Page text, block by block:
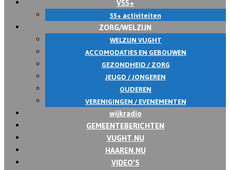
55+ activiteiten
ZORG/WELZIJN
WELZIJN VUGHT
ACCOMODATIES EN GEBOUWEN
GEZONDHEID / ZORG
JEUGD / JONGEREN
OUDEREN
VERENIGINGEN / EVENEMENTEN
wijkradio
GEMEENTEBERICHTEN
VUGHT.NU
HAAREN.NU
VIDEO’S